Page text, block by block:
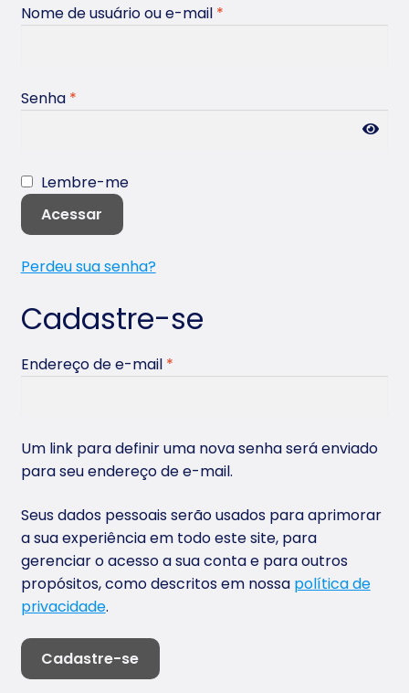
Nome de usuário ou e-mail *
Senha *
Lembre-me
Acessar
Perdeu sua senha?
Cadastre-se
Endereço de e-mail *
Um link para definir uma nova senha será enviado
para seu endereço de e-mail.
Seus dados pessoais serão usados para aprimorar
a sua experiência em todo este site, para
gerenciar o acesso a sua conta e para outros
propósitos, como descritos em nossa política de
privacidade.
Cadastre-se